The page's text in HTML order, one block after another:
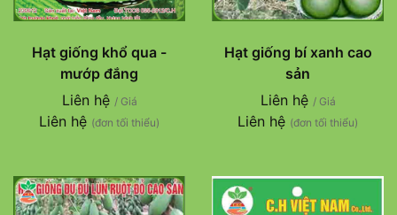
Hạt giống khổ qua -
mướp đắng
Liên hệ / Giá
Liên hệ (đơn tối thiểu)
Hạt giống bí xanh cao
sản
Liên hệ / Giá
Liên hệ (đơn tối thiểu)